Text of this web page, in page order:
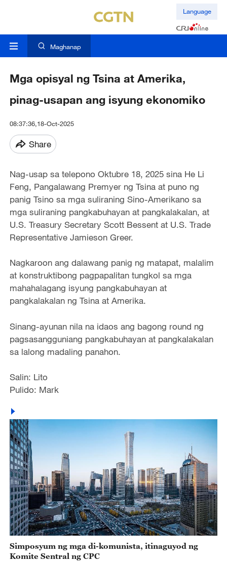
Language
Maghanap
Mga opisyal ng Tsina at Amerika,
pinag-usapan ang isyung ekonomiko
08:37:36,18-Oct-2025
Share
Nag-usap sa telepono Oktubre 18, 2025 sina He Li
Feng, Pangalawang Premyer ng Tsina at puno ng
panig Tsino sa mga suliraning Sino-Amerikano sa
mga suliraning pangkabuhayan at pangkalakalan, at
U.S. Treasury Secretary Scott Bessent at U.S. Trade
Representative Jamieson Greer.
Nagkaroon ang dalawang panig ng matapat, malalim
at konstruktibong pagpapalitan tungkol sa mga
mahahalagang isyung pangkabuhayan at
pangkalakalan ng Tsina at Amerika.
Sinang-ayunan nila na idaos ang bagong round ng
pagsasangguniang pangkabuhayan at pangkalakalan
sa lalong madaling panahon.
Salin: Lito
Pulido: Mark
Simposyum ng mga di-komunista, itinaguyod ng
Komite Sentral ng CPC